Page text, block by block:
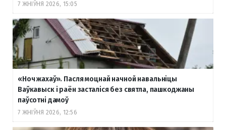
7 ЖНІЎНЯ 2026, 15:05
«Ноч жахаў». Пасля моцнай начной навальніцы
Ваўкавыск і раён засталіся без святла, пашкоджаны
паўсотні дамоў
7 ЖНІЎНЯ 2026, 12:56